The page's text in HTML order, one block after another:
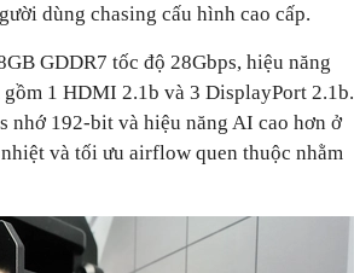
dùng chasing cấu hình cao cấp.
GDDR7 tốc độ 28Gbps, hiệu năng
1 HDMI 2.1b và 3 DisplayPort 2.1b.
nhớ 192-bit và hiệu năng AI cao hơn ở
và tối ưu airflow quen thuộc nhằm